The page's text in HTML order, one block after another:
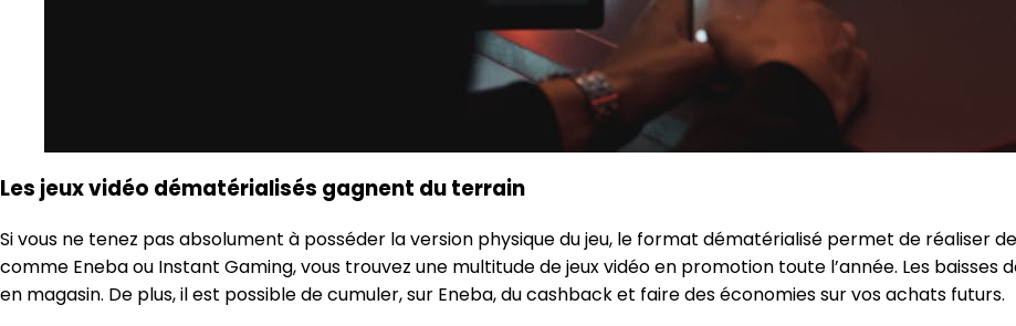
Les jeux vidéo dématérialisés gagnent du terrain
Si vous ne tenez pas absolument à posséder la version physique du jeu, le format dématérialisé permet de réaliser
comme Eneba ou Instant Gaming, vous trouvez une multitude de jeux vidéo en promotion toute l’année. Les
en magasin. De plus, il est possible de cumuler, sur Eneba, du cashback et faire des économies sur vos achats futurs.